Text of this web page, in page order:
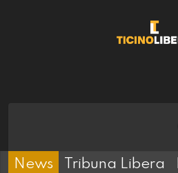
News Tribuna Libera